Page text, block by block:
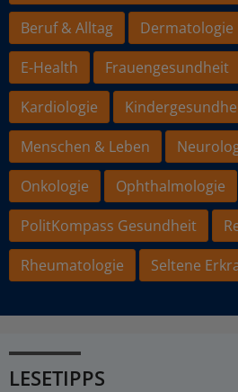
Beruf & Alltag
Dermatologie
E-Health
Frauengesundheit
Kardiologie
Menschen & Leben
Onkologie
Ophthalmologie
PolitKompass Gesundheit
Rheumatologie
Seltene
LESETIPPS